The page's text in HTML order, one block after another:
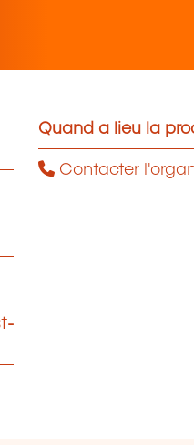
Quand a lieu la
Contacter